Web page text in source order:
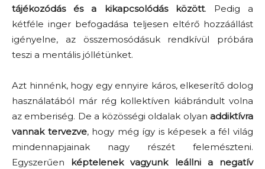
tájékozódás és a kikapcsolódás között. Pedig a
kétféle inger befogadása teljesen eltérő hozzáállást
igényelne, az összemosódásuk rendkívül próbára
teszi a mentális jóllétünket.
Azt hinnénk, hogy egy ennyire káros, elkeserítő dolog
használatából már rég kollektíven kiábrándult volna
az emberiség. De a közösségi oldalak olyan addiktívra
vannak tervezve, hogy még így is képesek a fél világ
mindennapjainak nagy részét felemészteni.
Egyszerűen képtelenek vagyunk leállni a negatív